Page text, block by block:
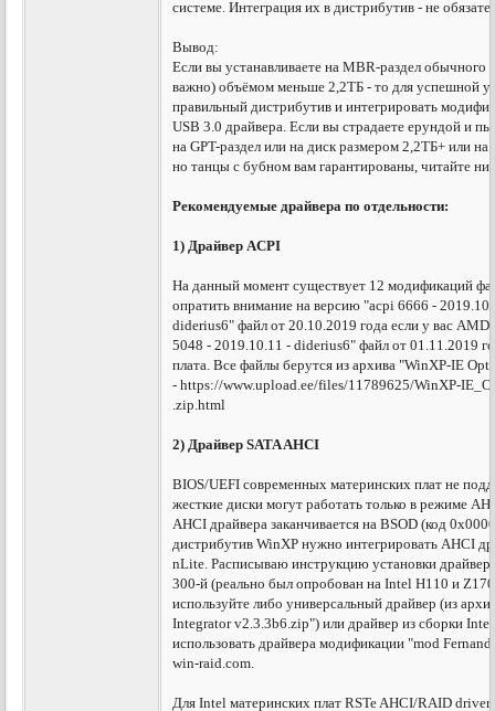
системе. Интеграция их в дистрибутив - не
Вывод:
Если вы устанавливаете на MBR-раздел обычного
важно) объёмом меньше 2,2ТБ - то для успешной
правильный дистрибутив и интегрировать
USB 3.0 драйвера. Если вы страдаете ерундой и
на GPT-раздел или на диск размером 2,2ТБ+ или
но танцы с бубном вам гарантированы, читайте
Рекомендуемые драйвера по отдельности:
1) Драйвер ACPI
На данный момент существует 12 модификаций
опратить внимание на версию "acpi 6666 -
diderius6" файл от 20.10.2019 года если у вас
5048 - 2019.10.11 - diderius6" файл от 01.11.2019
плата. Все файлы берутся из архива "WinXP-IE
- https://www.upload.ee/files/11789625/WinXP-
.zip.html
2) Драйвер SATA AHCI
BIOS/UEFI современных материнских плат не
жесткие диски могут работать только в режиме
AHCI драйвера заканчивается на BSOD (код
дистрибутив WinXP нужно интегрировать AHCI
nLite. Расписываю инструкцию установки
300-й (реально был опробован на Intel H110 и
используйте либо универсальный драйвер (из
Integrator v2.3.3b6.zip") или драйвер из сборки
использовать драйвера модификации "mod
win-raid.com.
Для Intel материнских плат RSTe AHCI/RAID